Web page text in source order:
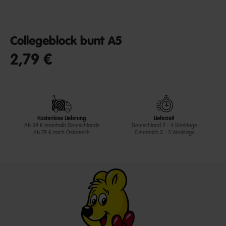
Collegeblock bunt A5
undefined out of 5 Customer Rating
2,79 €
Kostenlose Lieferung
Ab 39 € innerhalb Deutschlands
Ab 79 € nach Österreich
Lieferzeit
Deutschland 2 - 4 Werktage
Österreich 3 - 5 Werktage